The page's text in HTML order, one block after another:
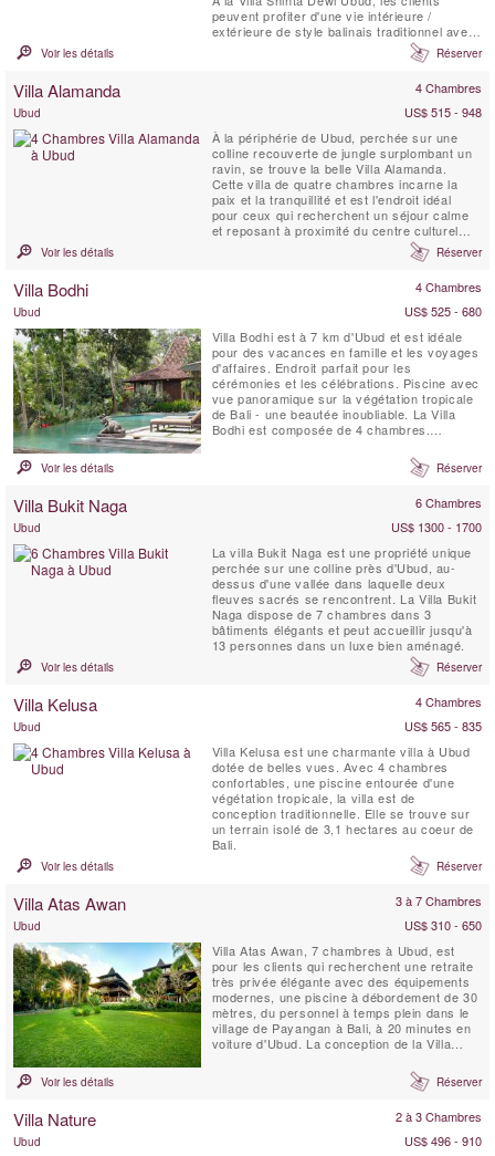
peuvent profiter d'une vie intérieure /
extérieure de style balinais traditionnel avec
tout le confort high-tech d'un hôtel cinq
Voir les détails Réserver
Villa Alamanda 4 Chambres
Ubud
US$ 515 - 948
À la périphérie de Ubud, perchée sur une
colline recouverte de jungle surplombant un
ravin, se trouve la belle Villa Alamanda.
Cette villa de quatre chambres incarne la
paix et la tranquillité et est l'endroit idéal
pour ceux qui recherchent un séjour calme
et reposant à proximité du centre culturel
exotique de Bali. Soigneusement conçue
pour s'harmoniser avec l'environnement, la
matériaux pour créer une oasis tropicale ...
Voir les détails Réserver
Villa Bodhi 4 Chambres
Ubud
US$ 525 - 680
Villa Bodhi est à 7 km d'Ubud et est idéale
pour des vacances en famille et les voyages
d'affaires. Endroit parfait pour les
cérémonies et les célébrations. Piscine avec
vue panoramique sur la végétation tropicale
de Bali - une beautée inoubliable. La Villa
Bodhi est composée de 4 chambres.
chambre dispose d'air conditionné,
ventilateur, coffre-fort, d'un réfrigérateur et
Voir les détails Réserver
Villa Bukit Naga 6 Chambres
Ubud
US$ 1300 - 1700
La villa Bukit Naga est une propriété unique
perchée sur une colline près d'Ubud, au-
dessus d'une vallée dans laquelle deux
fleuves sacrés se rencontrent. La Villa Bukit
Naga dispose de 7 chambres dans 3
bâtiments élégants et peut accueillir jusqu'à
13 personnes dans un luxe bien aménagé.
Voir les détails Réserver
Villa Kelusa 4 Chambres
Ubud
US$ 565 - 835
Villa Kelusa est une charmante villa à Ubud
dotée de belles vues. Avec 4 chambres
confortables, une piscine entourée d'une
végétation tropicale, la villa est de
conception traditionnelle. Elle se trouve sur
un terrain isolé de 3,1 hectares au coeur de
Bali.
Voir les détails Réserver
Villa Atas Awan 3 à 7 Chambres
Ubud
US$ 310 - 650
Villa Atas Awan, 7 chambres à Ubud, est
pour les clients qui recherchent une retraite
très privée élégante avec des équipements
modernes, une piscine à débordement de 30
mètres, du personnel à temps plein dans le
village de Payangan à Bali, à 20 minutes en
voiture d'Ubud. La conception de la Villa
maisons en bois centenaires reconstruites
Voir les détails Réserver
Villa Nature 2 à 3 Chambres
Ubud
US$ 496 - 910